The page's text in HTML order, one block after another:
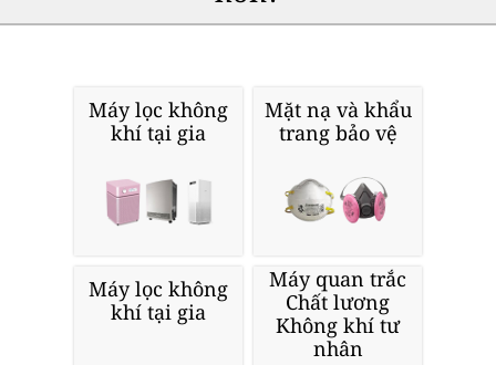
Máy lọc không
khí tại gia
Mặt nạ và khẩu
trang bảo vệ
Máy lọc không
khí tại gia
Máy quan trắc
Chất lương
Không khí tư
nhân